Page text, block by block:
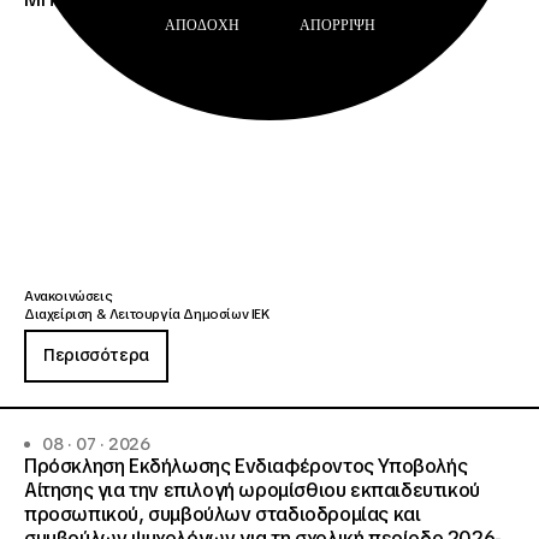
Ανακοινώσεις
Διαχείριση & Λειτουργία Δημοσίων ΙΕΚ
Περισσότερα
08 · 07 · 2026
Πρόσκληση Εκδήλωσης Ενδιαφέροντος Υποβολής
Αίτησης για την επιλογή ωρομίσθιου εκπαιδευτικού
προσωπικού, συμβούλων σταδιοδρομίας και
ΑΠΟΔΟΧΉ ΑΠΌΡΡΙΨΗ